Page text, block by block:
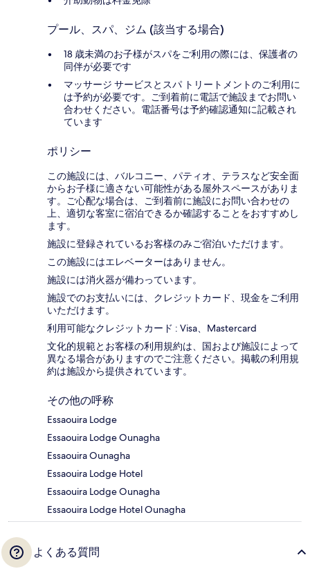
プール、スパ、ジム (該当する場合)
18 歳未満のお子様がスパをご利用の際には、保護者の
同伴が必要です
マッサージ サービスとスパ トリートメントのご利用に
は予約が必要です。ご到着前に電話で施設までお問い
合わせください。電話番号は予約確認通知に記載され
ています
ポリシー
この施設には、バルコニー、パティオ、テラスなど安全面
からお子様に適さない可能性がある屋外スペースがありま
す。ご心配な場合は、ご到着前に施設にお問い合わせの
上、適切な客室に宿泊できるか確認することをおすすめし
ます。
施設に登録されているお客様のみご宿泊いただけます。
この施設にはエレベーターはありません。
施設には消火器が備わっています。
施設でのお支払いには、クレジットカード、現金をご利用
いただけます。
利用可能なクレジットカード : Visa、Mastercard
文化的規範とお客様の利用規約は、国および施設によって
異なる場合がありますのでご注意ください。掲載の利用規
約は施設から提供されています。
その他の呼称
Essaouira Lodge
Essaouira Lodge Ounagha
Essaouira Ounagha
Essaouira Lodge Hotel
Essaouira Lodge Ounagha
Essaouira Lodge Hotel Ounagha
よくある質問